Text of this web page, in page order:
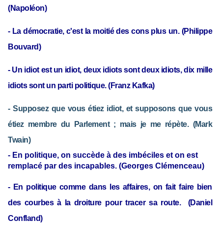
(Napoléon)
- La démocratie, c'est la moitié des cons plus un. (Philippe
Bouvard)
- Un idiot est un idiot, deux idiots sont deux idiots, dix mille
idiots sont un parti politique.(Franz Kafka)
- Supposez que vous étiez idiot, et supposons que vous
étiez membre du Parlement ; mais je me répète.(Mark
Twain)
- En politique, on succède à des imbéciles et on est
remplacé par des incapables. (Georges Clémenceau)
- En politique comme dans les affaires, on fait faire bien
des courbes à la droiture pour tracer sa route. (Daniel
Confland)